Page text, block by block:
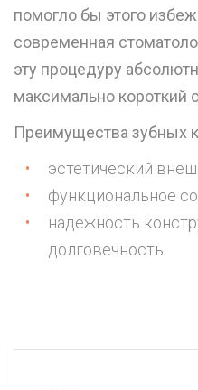
помогло бы этого
современная
эту процедуру
максимально короткий
Преимущества зубных
эстетический
функциональное
надежность
долговечность.